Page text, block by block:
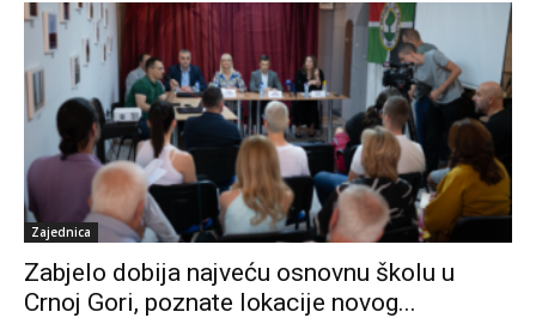
Zajednica
Zabjelo dobija najveću osnovnu školu u
Crnoj Gori, poznate lokacije novog...